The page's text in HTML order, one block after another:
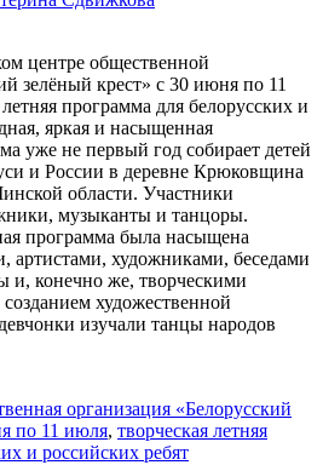
центре общественной
зелёный крест» с 30 июня по 11
программа для белорусских и
яркая и насыщенная
уже не первый год собирает детей
и России в деревне Крюковщина
области. Участники
музыканты и танцоры.
программа была насыщена
артистами, художниками, беседами
и, конечно же, творческими
художественной
изучали танцы народов
организация «Белорусский
по 11 июля, творческая летняя
и российских ребят